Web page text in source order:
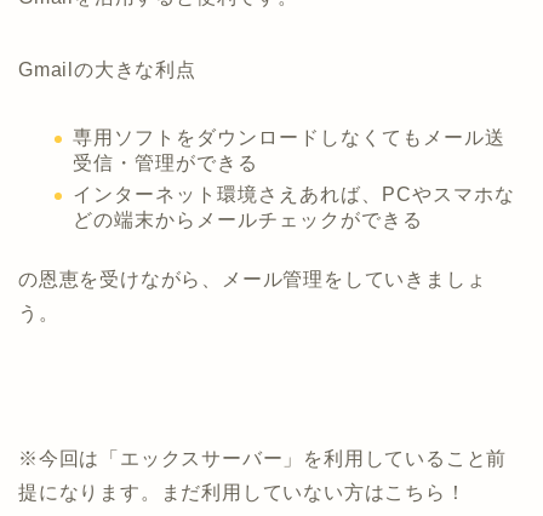
Gmailの大きな利点
専用ソフトをダウンロードしなくてもメール送
受信・管理ができる
インターネット環境さえあれば、PCやスマホな
どの端末からメールチェックができる
の恩恵を受けながら、メール管理をしていきましょ
う。
※今回は「エックスサーバー」を利用していること前
提になります。まだ利用していない方はこちら！